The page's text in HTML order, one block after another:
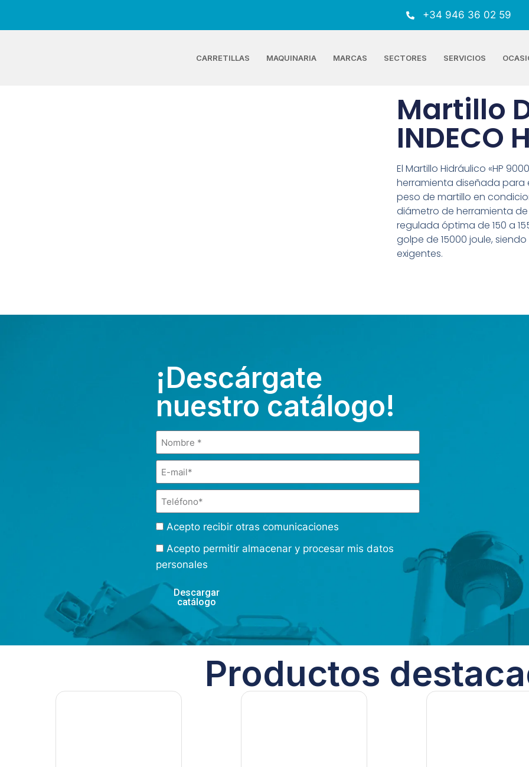
+34 946 36 02 59
CARRETILLAS MAQUINARIA MARCAS SECTORES SERVICIOS
Martillo
INDECO
El Martillo Hidráulico «HP
herramienta diseñada para
peso de martillo en
diámetro de herramienta
regulada óptima de 150 a
golpe de 15000 joule,
exigentes.
¡Descárgate
nuestro catálogo!
Acepto recibir otras comunicaciones
Acepto permitir almacenar y procesar mis datos
personales
Descargar
catálogo
Productos